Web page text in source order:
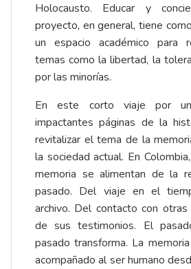
Holocausto. Educar y
proyecto, en general, tiene
un espacio académico para
temas como la libertad, la
por las minorías.
En este corto viaje por
impactantes páginas de la
revitalizar el tema de la
la sociedad actual. En
memoria se alimentan de la
pasado. Del viaje en el
archivo. Del contacto con
de sus testimonios. El
pasado transforma. La
acompañado al ser humano